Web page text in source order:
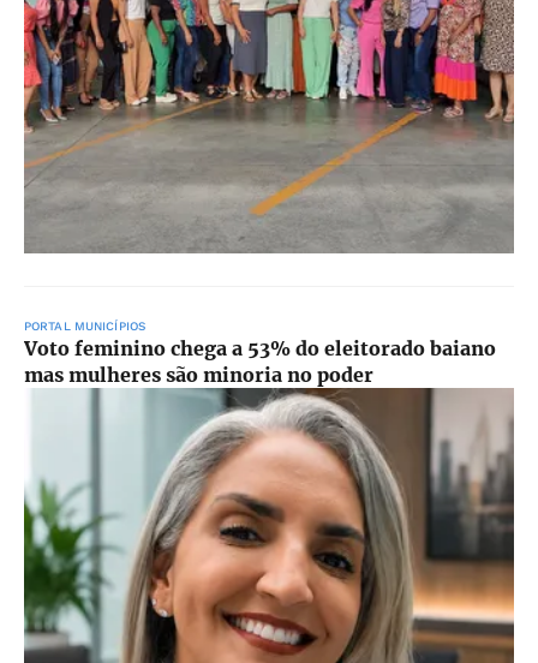
PORTAL MUNICÍPIOS
Voto feminino chega a 53% do eleitorado baiano
mas mulheres são minoria no poder